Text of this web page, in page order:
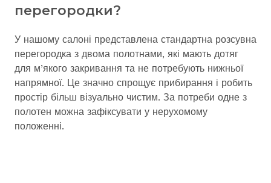
перегородки?
У нашому салоні представлена стандартна розсувна
перегородка з двома полотнами, які мають дотяг
для м’якого закривання та не потребують нижньої
напрямної. Це значно спрощує прибирання і робить
простір більш візуально чистим. За потреби одне з
полотен можна зафіксувати у нерухомому
положенні.